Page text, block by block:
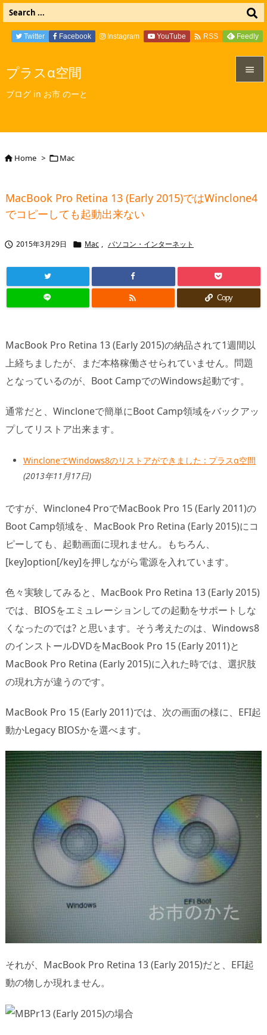
プラスα空間
ブログ in お市 のーと

次へ
Twitter Facebook Instagram YouTube  RSS Feedly
Home > Mac
MacBook Pro Retina 13 (Early 2015)ではWinclone4
でコピーしても起動出来ない
 2015年3月29日  Mac , パソコン・インターネット
 Copy
MacBook Pro Retina 13 (Early 2015)の納品されて1週間以
上経ちましたが、まだ本格稼働させられていません。問題
となっているのが、Boot CampでのWindows起動です。
通常だと、Wincloneで簡単にBoot Camp領域をバックアッ
プしてリストア出来ます。
WincloneでWindows8のリストアができました : プラスα空間
(2013年11月17日)
ですが、Winclone4 ProでMacBook Pro 15 (Early 2011)の
Boot Camp領域を、MacBook Pro Retina (Early 2015)にコ
ピーしても、起動画面に現れません。もちろん、
[key]option[/key]を押しながら電源を入れています。
色々実験してみると、MacBook Pro Retina 13 (Early 2015)
では、BIOSをエミュレーションしての起動をサポートしな
くなったのでは? と思います。そう考えたのは、Windows8
のインストールDVDをMacBook Pro 15 (Early 2011)と
MacBook Pro Retina (Early 2015)に入れた時では、選択肢
の現れ方が違うのです。
MacBook Pro 15 (Early 2011)では、次の画面の様に、EFI起
動かLegacy BIOSかを選べます。
それが、MacBook Pro Retina 13 (Early 2015)だと、EFI起
動の物しか現れません。